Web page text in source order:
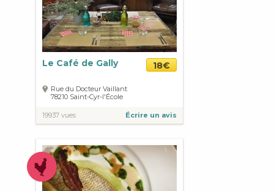
Le Café de Gally 18€
Rue du Docteur Vaillant
78210 Saint-Cyr-l'École
19937 vues Écrire un avis